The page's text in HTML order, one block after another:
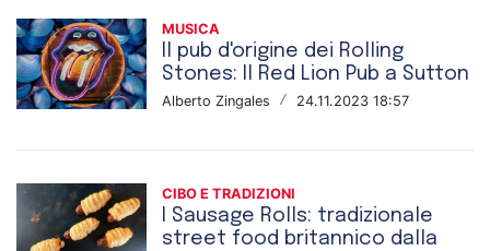
MUSICA
Il pub d'origine dei Rolling
Stones: Il Red Lion Pub a Sutton
Alberto Zingales / 24.11.2023 18:57
CIBO E TRADIZIONI
I Sausage Rolls: tradizionale
street food britannico dalla